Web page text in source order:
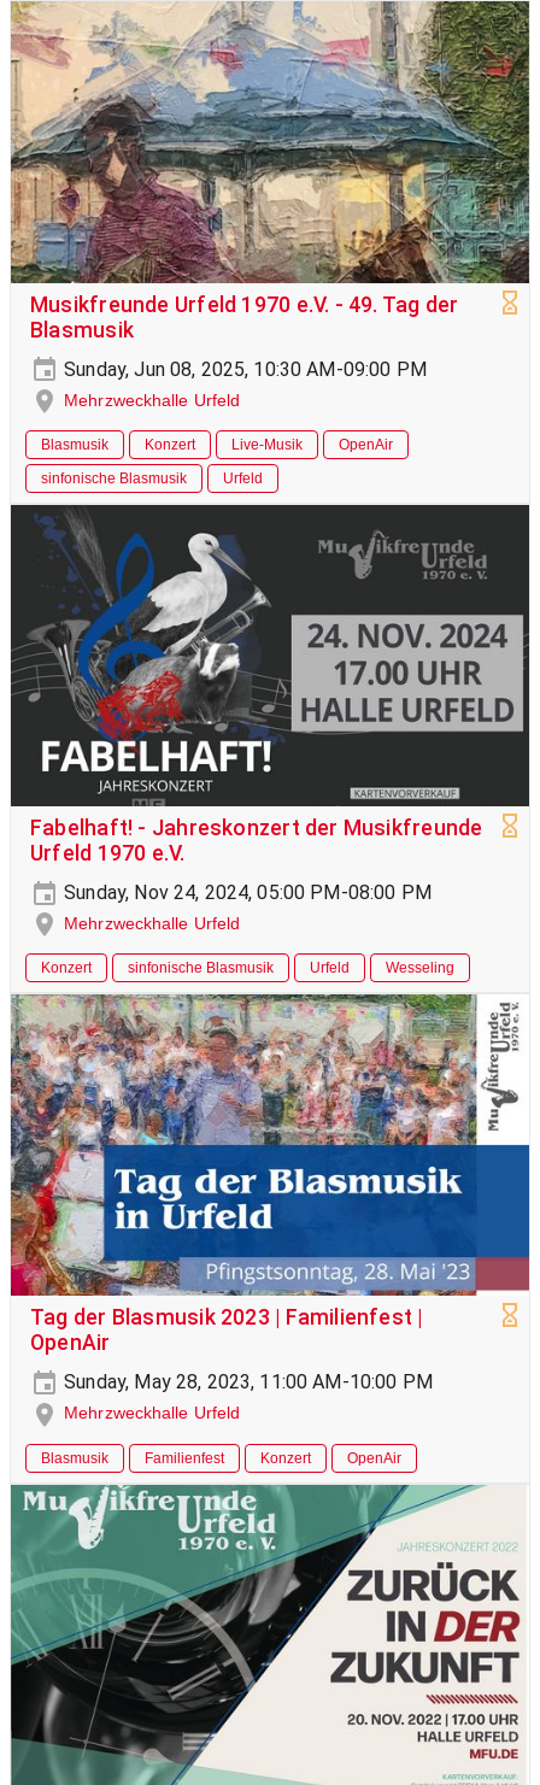
Musikfreunde Urfeld 1970 e.V. - 49. Tag der
Blasmusik
Sunday, Jun 08, 2025, 10:30 AM-09:00 PM
Mehrzweckhalle Urfeld
Blasmusik Konzert Live-Musik
OpenAir
sinfonische Blasmusik
Urfeld
Fabelhaft! - Jahreskonzert der Musikfreunde
Urfeld 1970 e.V.
Sunday, Nov 24, 2024, 05:00 PM-08:00 PM
Mehrzweckhalle Urfeld
Konzert sinfonische Blasmusik Urfeld Wesseling
Tag der Blasmusik 2023 | Familienfest |
OpenAir
Sunday, May 28, 2023, 11:00 AM-10:00 PM
Mehrzweckhalle Urfeld
Blasmusik Familienfest Konzert OpenAir